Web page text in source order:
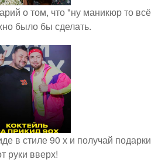
о том, что "ну маникюр то всё
было бы сделать.
в стиле 90 х и получай подарки
руки вверх!